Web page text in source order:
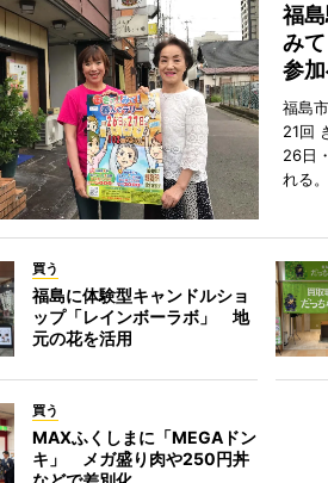
福
み
参
福島
21回
26日
れる。
買う
福島に体験型キャンドルショ
ップ「レインボーラボ」 地
元の花を活用
買う
MAXふくしまに「MEGAドン
キ」 メガ盛り肉や250円丼